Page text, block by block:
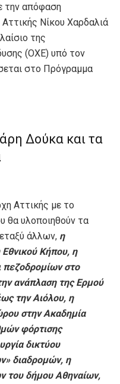
την απόφαση
Νίκου Χαρδαλιά
της
(ΟΧΕ) υπό τον
στο Πρόγραμμα
Δούκα και τα
Αττικής με το
θα υλοποιηθούν τα
άλλων, η
Κήπου, η
στο
ανάπλαση της Ερμού
την Αιόλου, η
στην Ακαδημία
φόρτισης
δικτύου
διαδρομών, η
του δήμου Αθηναίων,